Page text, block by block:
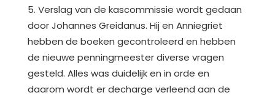
5. Verslag van de kascommissie wordt gedaan
door Johannes Greidanus. Hij en Anniegriet
hebben de boeken gecontroleerd en hebben
de nieuwe penningmeester diverse vragen
gesteld. Alles was duidelijk en in orde en
daarom wordt er decharge verleend aan de